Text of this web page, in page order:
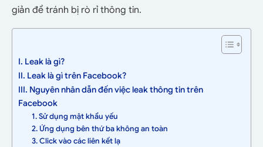
giản để tránh bị rò rỉ thông tin.
I. Leak là gì?
II. Leak là gì trên Facebook?
III. Nguyên nhân dẫn đến việc leak thông tin trên
Facebook
1. Sử dụng mật khẩu yếu
2. Ứng dụng bên thứ ba không an toàn
3. Click vào các liên kết lạ